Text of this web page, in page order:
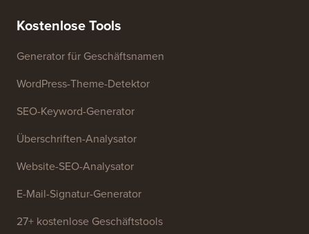
Kostenlose Tools
Generator für Geschäftsnamen
WordPress-Theme-Detektor
SEO-Keyword-Generator
Überschriften-Analysator
Website-SEO-Analysator
E-Mail-Signatur-Generator
27+ kostenlose Geschäftstools